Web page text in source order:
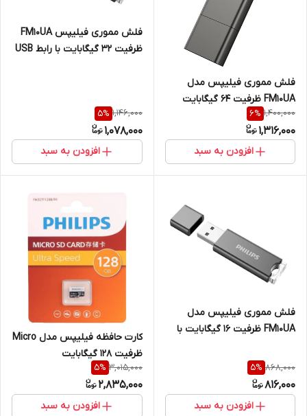
فلش مموری فیلیپس مدل
FM10UA ظرفیت ۶۴ گیگابایت
1,400,000
6%
1,316,000
افزودن به سبد
فلش مموری فیلیپس FM10UA
ظرفیت 32 گیگابایت با رابط USB
1,146,000
5%
1,078,000
افزودن به سبد
فلش مموری فیلیپس مدل
FM10UA ظرفیت 16 گیگابایت با
868,000
5%
816,000
افزودن به سبد
کارت حافظه فیلیپس مدل Micro
ظرفیت 128 گیگابایت
3,015,000
5%
2,835,000
افزودن به سبد